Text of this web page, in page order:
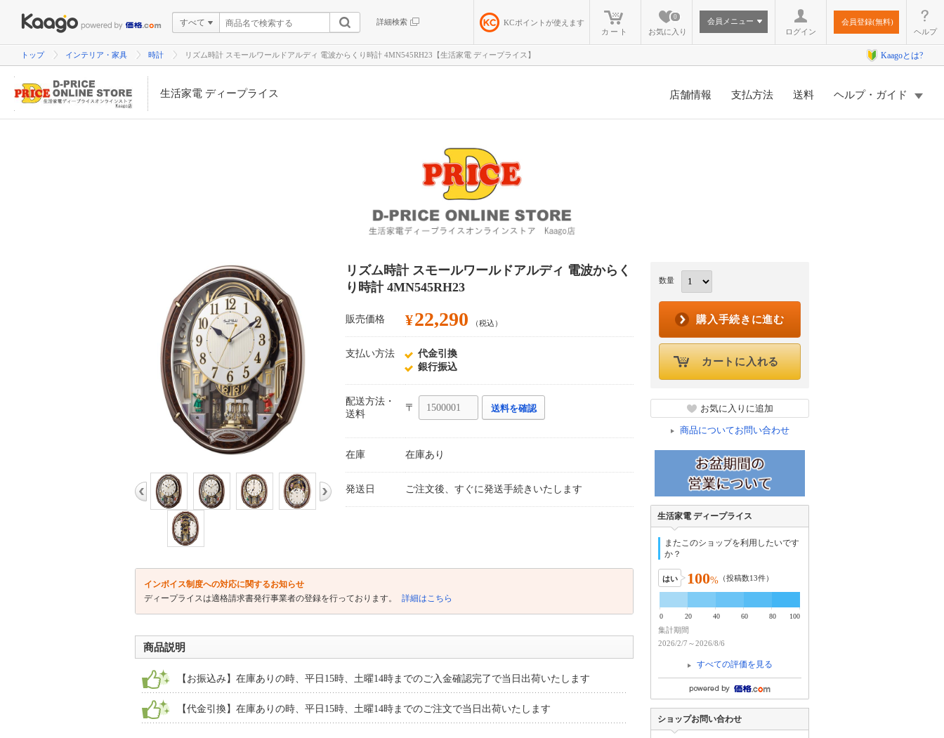
すべて 詳細検索 KCポイントが使えます
カート
お気に入り
0
会員メニュー
ログイン
会員登録(無料)
ヘルプ
トップ インテリア・家具 時計 リズム時計 スモールワールドアルディ 電波からくり時計 4MN545RH23【生活家電 ディープライス】 Kaagoとは?
生活家電 ディープライス 店舗情報 支払方法 送料 ヘルプ・ガイド
リズム時計 スモールワールドアルディ 電波からく
り時計 4MN545RH23
販売価格 ¥22,290 （税込）
支払い方法
代金引換
銀行振込
配送方法・
送料
〒 送料を確認
在庫 在庫あり
発送日 ご注文後、すぐに発送手続きいたします
インボイス制度への対応に関するお知らせ
ディープライスは適格請求書発行事業者の登録を行っております。
詳細はこちら
商品説明
【お振込み】在庫ありの時、平日15時、土曜14時までのご入金確認完了で当日出荷いたします
【代金引換】在庫ありの時、平日15時、土曜14時までのご注文で当日出荷いたします
数量
購入手続きに進む
カートに入れる
お気に入りに追加
商品についてお問い合わせ
生活家電 ディープライス
またこのショップを利用したいです
か？
はい 100% （投稿数13件）
0 20 40 60 80 100
集計期間
2026/2/7～2026/8/6
すべての評価を見る
ショップお問い合わせ